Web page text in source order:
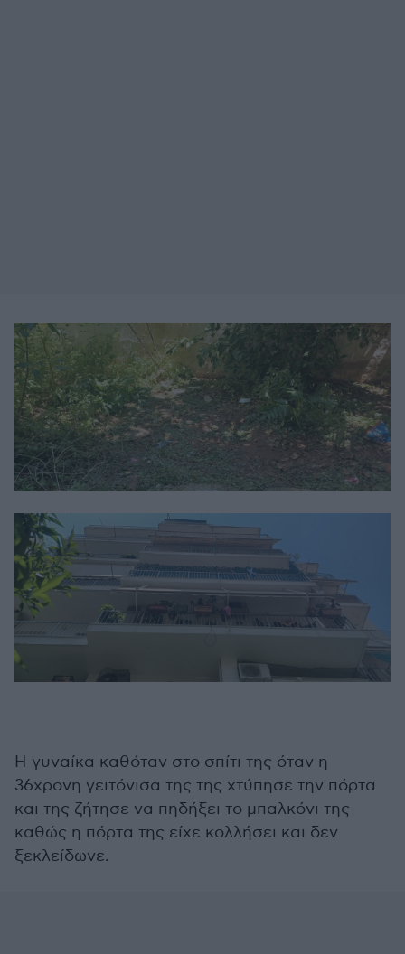
Η γυναίκα καθόταν στο σπίτι της όταν η
36χρονη γειτόνισα της της χτύπησε την πόρτα
και της ζήτησε να πηδήξει το μπαλκόνι της
καθώς η πόρτα της είχε κολλήσει και δεν
ξεκλείδωνε.